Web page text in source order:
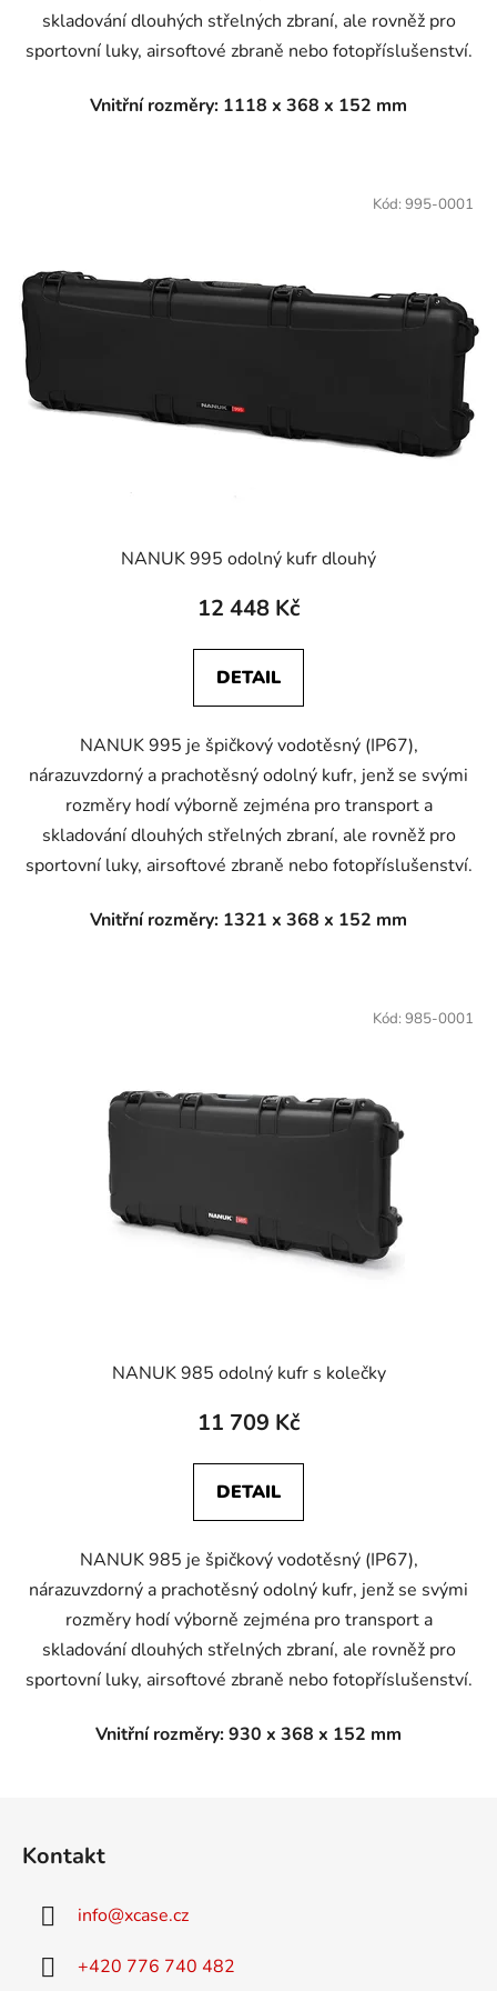
skladování dlouhých střelných zbraní, ale rovněž pro
sportovní luky, airsoftové zbraně nebo fotopříslušenství.
Vnitřní rozměry: 1118 x 368 x 152 mm
NANUK 995 odolný kufr dlouhý
12 448 Kč
DETAIL
NANUK 995 je špičkový vodotěsný (IP67),
nárazuvzdorný a prachotěsný odolný kufr, jenž se svými
rozměry hodí výborně zejména pro transport a
skladování dlouhých střelných zbraní, ale rovněž pro
sportovní luky, airsoftové zbraně nebo fotopříslušenství.
Vnitřní rozměry: 1321 x 368 x 152 mm
Kód: 995-0001
NANUK 985 odolný kufr s kolečky
11 709 Kč
DETAIL
NANUK 985 je špičkový vodotěsný (IP67),
nárazuvzdorný a prachotěsný odolný kufr, jenž se svými
rozměry hodí výborně zejména pro transport a
skladování dlouhých střelných zbraní, ale rovněž pro
sportovní luky, airsoftové zbraně nebo fotopříslušenství.
Vnitřní rozměry: 930 x 368 x 152 mm
Kód: 985-0001
Kontakt
info@xcase.cz
+420 776 740 482